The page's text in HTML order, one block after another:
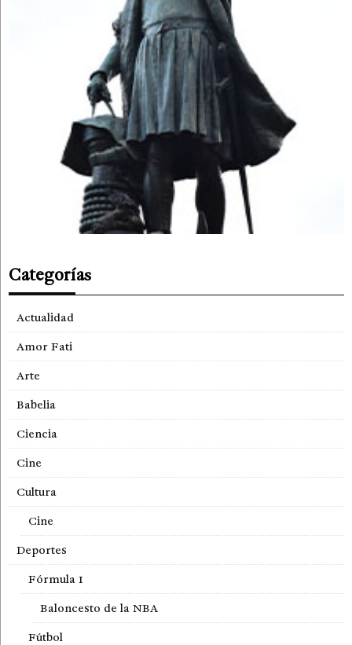
Categorías
Actualidad
Amor Fati
Arte
Babelia
Ciencia
Cine
Cultura
Cine
Deportes
Fórmula 1
Baloncesto de la NBA
Fútbol